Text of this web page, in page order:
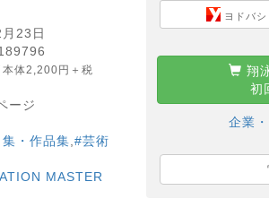
23日
本体2,200円＋税
ージ
・作品集 #芸術
MASTER
ヨドバシ
翔
初
企業